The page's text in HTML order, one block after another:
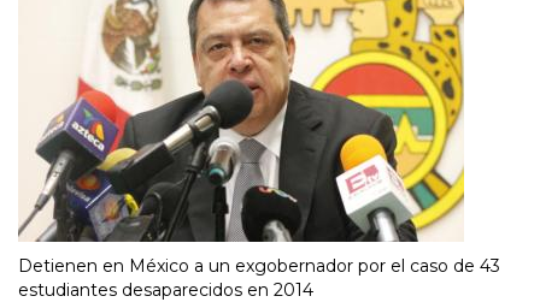
Detienen en México a un exgobernador por el caso de 43
estudiantes desaparecidos en 2014